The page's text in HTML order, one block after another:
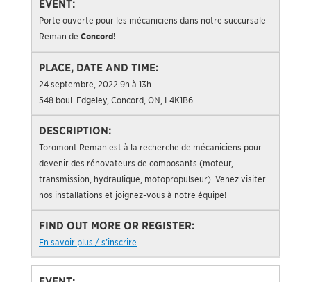
Porte ouverte pour les mécaniciens dans notre succursale
Reman de Concord!
24 septembre, 2022 9h à 13h
548 boul. Edgeley, Concord, ON, L4K1B6
Toromont Reman est à la recherche de mécaniciens pour
devenir des rénovateurs de composants (moteur,
transmission, hydraulique, motopropulseur). Venez visiter
nos installations et joignez-vous à notre équipe!
En savoir plus / s’inscrire